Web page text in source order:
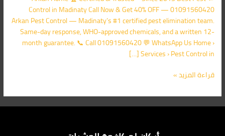
Control in Madinaty Call Now & Get 40% OFF — 01091560420
Arkan Pest Control — Madinaty’s #1 certified pest elimination team.
Same-day response, WHO-approved chemicals, and a written 12-
month guarantee. 📞 Call 01091560420 💬 WhatsApp Us Home ›
Services › Pest Control in […]
قراءة المزيد »